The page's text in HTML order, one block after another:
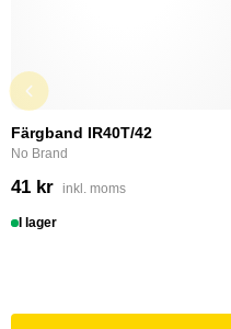
Färgband IR40T/42
No Brand
41 kr inkl. moms
I lager